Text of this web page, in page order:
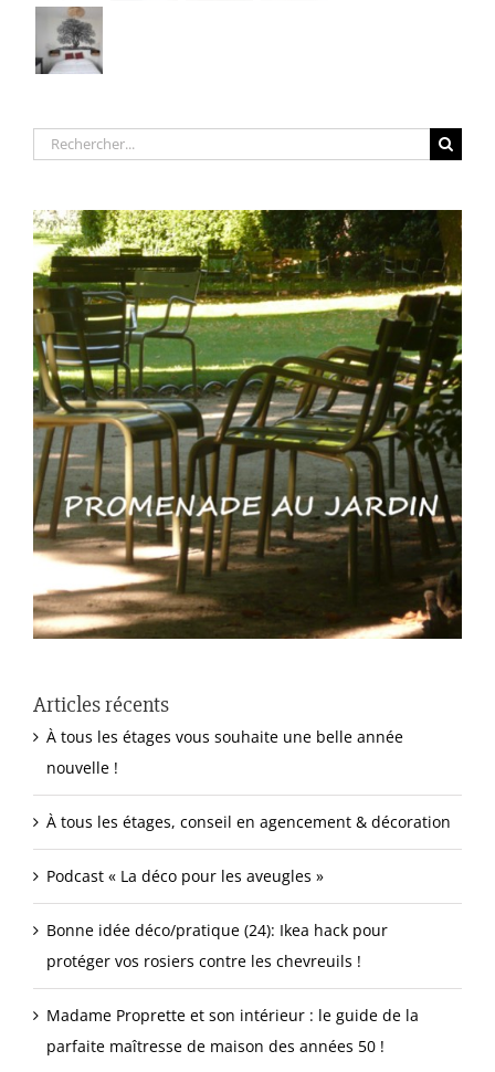
Rechercher:
Articles récents
À tous les étages vous souhaite une belle année
nouvelle !
À tous les étages, conseil en agencement & décoration
Podcast « La déco pour les aveugles »
Bonne idée déco/pratique (24): Ikea hack pour
protéger vos rosiers contre les chevreuils !
Madame Proprette et son intérieur : le guide de la
parfaite maîtresse de maison des années 50 !